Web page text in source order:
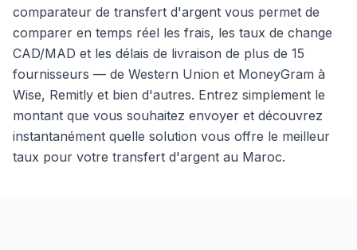
comparateur de transfert d'argent vous permet de
comparer en temps réel les frais, les taux de change
CAD/MAD et les délais de livraison de plus de 15
fournisseurs — de Western Union et MoneyGram à
Wise, Remitly et bien d'autres. Entrez simplement le
montant que vous souhaitez envoyer et découvrez
instantanément quelle solution vous offre le meilleur
taux pour votre transfert d'argent au Maroc.